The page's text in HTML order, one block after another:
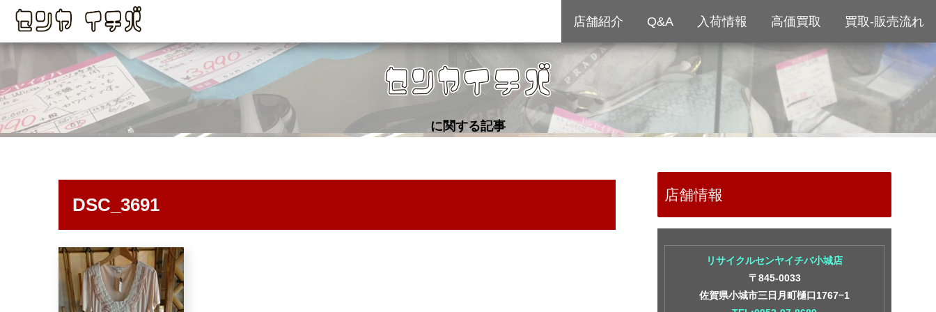
に関する記事
DSC_3691 店舗情報
リサイクルセンヤイチバ小城店
〒845-0033
佐賀県小城市三日月町樋口1767−1
店舗紹介 Q&A 入荷情報 高価買取 買取-販売流れ